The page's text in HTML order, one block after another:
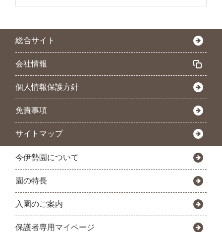
総合サイト
会社情報
個人情報保護方針
免責事項
サイトマップ
今伊勢園について
園の特長
入園のご案内
保護者専用マイページ